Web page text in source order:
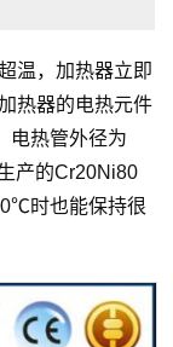
温，加热器立即
热器的电热元件
电热管外径为
产的Cr20Ni80
时也能保持很